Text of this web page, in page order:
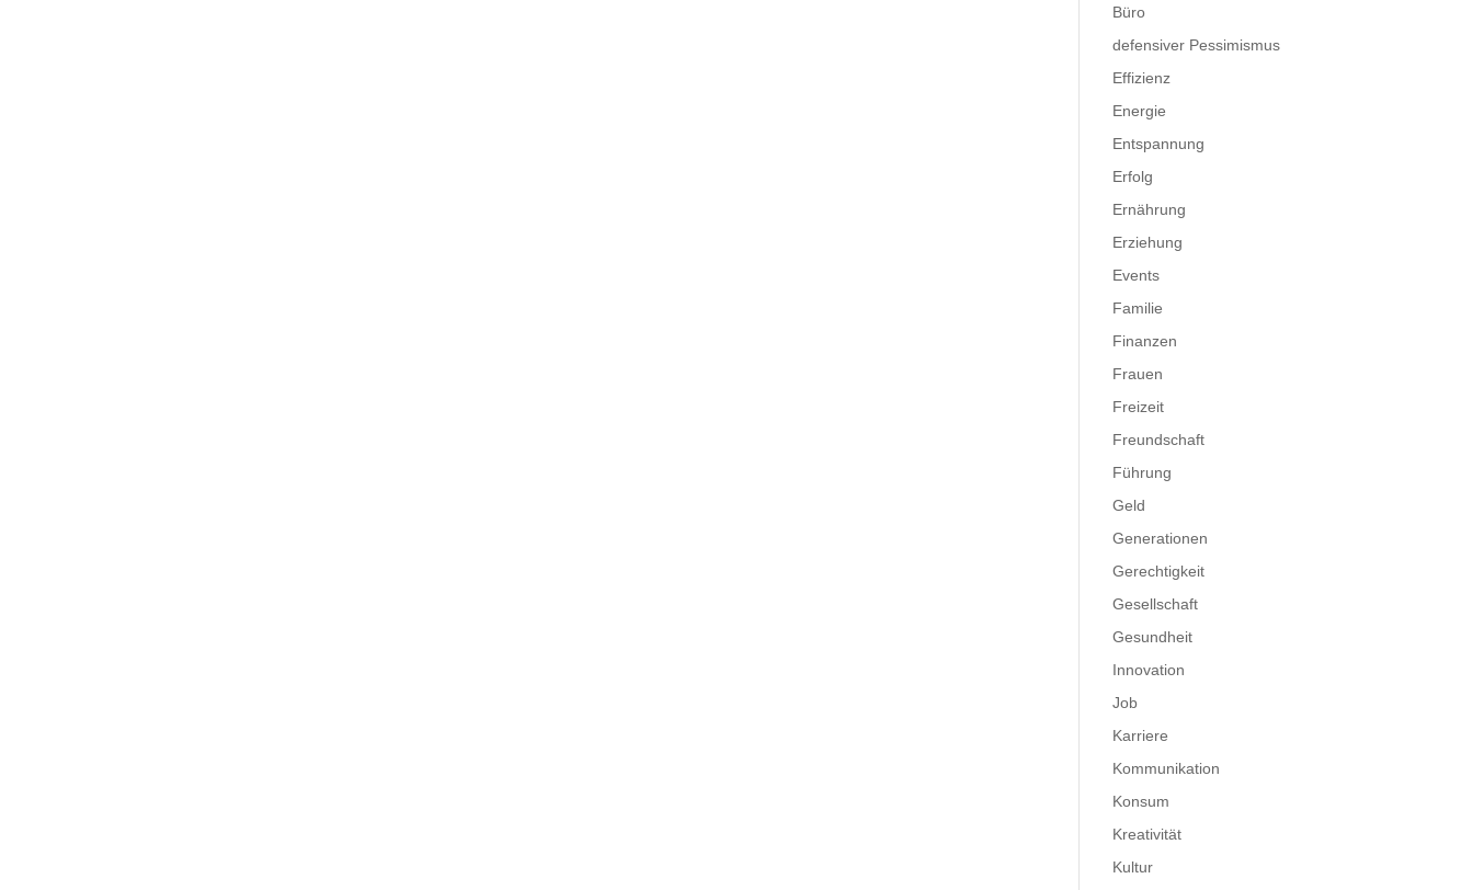
Büro
defensiver Pessimismus
Effizienz
Energie
Entspannung
Erfolg
Ernährung
Erziehung
Events
Familie
Finanzen
Frauen
Freizeit
Freundschaft
Führung
Geld
Generationen
Gerechtigkeit
Gesellschaft
Gesundheit
Innovation
Job
Karriere
Kommunikation
Konsum
Kreativität
Kultur